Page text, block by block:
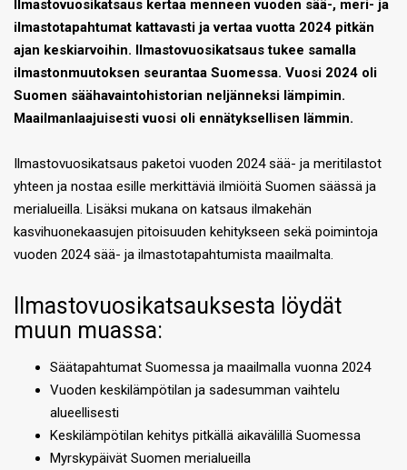
Ilmastovuosikatsaus kertaa menneen vuoden sää-, meri- ja
ilmastotapahtumat kattavasti ja vertaa vuotta 2024 pitkän
ajan keskiarvoihin. Ilmastovuosikatsaus tukee samalla
ilmastonmuutoksen seurantaa Suomessa. Vuosi 2024 oli
Suomen säähavaintohistorian neljänneksi lämpimin.
Maailmanlaajuisesti vuosi oli ennätyksellisen lämmin.
Ilmastovuosikatsaus paketoi vuoden 2024 sää- ja meritilastot
yhteen ja nostaa esille merkittäviä ilmiöitä Suomen säässä ja
merialueilla. Lisäksi mukana on katsaus ilmakehän
kasvihuonekaasujen pitoisuuden kehitykseen sekä poimintoja
vuoden 2024 sää- ja ilmastotapahtumista maailmalta.
Ilmastovuosikatsauksesta löydät
muun muassa:
Säätapahtumat Suomessa ja maailmalla vuonna 2024
Vuoden keskilämpötilan ja sadesumman vaihtelu
alueellisesti
Keskilämpötilan kehitys pitkällä aikavälillä Suomessa
Myrskypäivät Suomen merialueilla